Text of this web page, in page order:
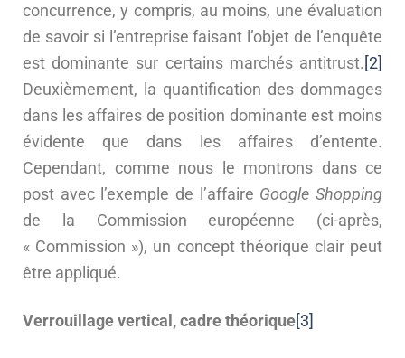
concurrence, y compris, au moins, une évaluation
de savoir si l’entreprise faisant l’objet de l’enquête
est dominante sur certains marchés antitrust. [2]
Deuxièmement, la quantification des dommages
dans les affaires de position dominante est moins
évidente que dans les affaires d’entente.
Cependant, comme nous le montrons dans ce
post avec l’exemple de l’affaire Google Shopping
de la Commission européenne (ci-après,
« Commission »), un concept théorique clair peut
être appliqué.
Verrouillage vertical, cadre théorique[3]